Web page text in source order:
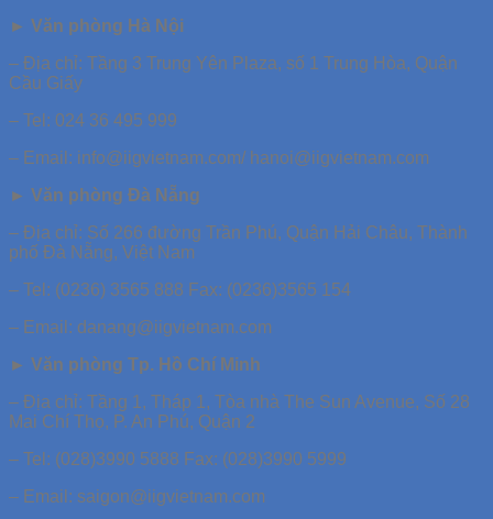
► Văn phòng Hà Nội
– Địa chỉ: Tầng 3 Trung Yên Plaza, số 1 Trung Hòa, Quận
Cầu Giấy
– Tel: 024 36 495 999
– Email: info@iigvietnam.com/ hanoi@iigvietnam.com
► Văn phòng Đà Nẵng
– Địa chỉ: Số 266 đường Trần Phú, Quận Hải Châu, Thành
phố Đà Nẵng, Việt Nam
– Tel: (0236) 3565 888 Fax: (0236)3565 154
– Email: danang@iigvietnam.com
► Văn phòng Tp. Hồ Chí Minh
– Địa chỉ: Tầng 1, Tháp 1, Tòa nhà The Sun Avenue, Số 28
Mai Chí Thọ, P. An Phú, Quận 2
– Tel: (028)3990 5888 Fax: (028)3990 5999
– Email: saigon@iigvietnam.com